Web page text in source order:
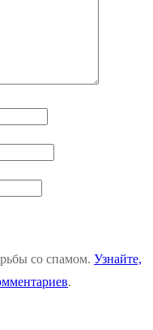
со спамом. Узнайте,
.